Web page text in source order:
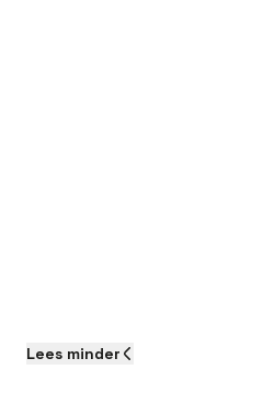
Lees minder